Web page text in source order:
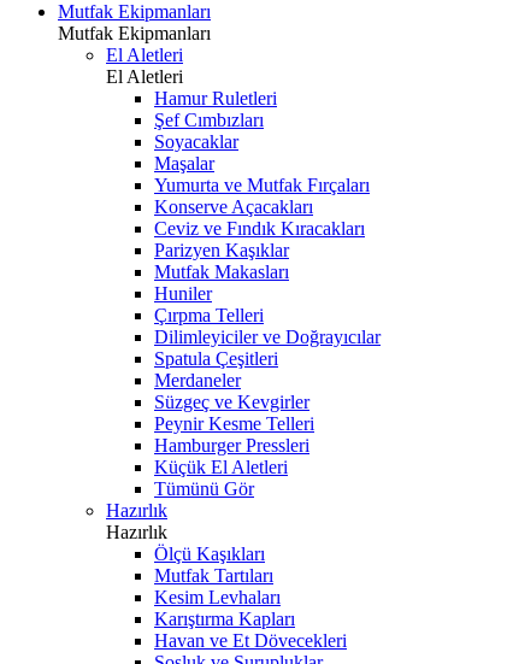
Mutfak Ekipmanları
Mutfak Ekipmanları
El Aletleri
El Aletleri
Hamur Ruletleri
Şef Cımbızları
Soyacaklar
Maşalar
Yumurta ve Mutfak Fırçaları
Konserve Açacakları
Ceviz ve Fındık Kıracakları
Parizyen Kaşıklar
Mutfak Makasları
Huniler
Çırpma Telleri
Dilimleyiciler ve Doğrayıcılar
Spatula Çeşitleri
Merdaneler
Süzgeç ve Kevgirler
Peynir Kesme Telleri
Hamburger Pressleri
Küçük El Aletleri
Tümünü Gör
Hazırlık
Hazırlık
Ölçü Kaşıkları
Mutfak Tartıları
Kesim Levhaları
Karıştırma Kapları
Havan ve Et Dövecekleri